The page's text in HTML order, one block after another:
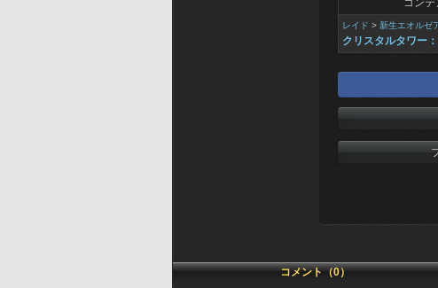
コンテ
レイド > 新生エオルゼ
クリスタルタワー
コメント（0）